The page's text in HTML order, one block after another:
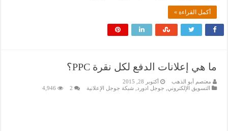
أكمل القراءة »
ما هي إعلانات الدفع لكل نقرة PPC؟
معتصم أبو الذهب
أكتوبر 28, 2015
التسويق الإلكتروني
جوجل ادورد شبكة جوجل الإعلانية 2
4,946